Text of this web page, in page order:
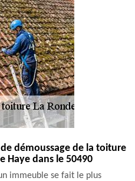
démoussage de la toiture
Haye dans le 50490
immeuble se fait le plus